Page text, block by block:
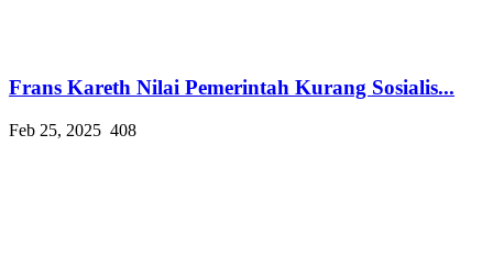
Frans Kareth Nilai Pemerintah Kurang Sosialis...
Feb 25, 2025 408